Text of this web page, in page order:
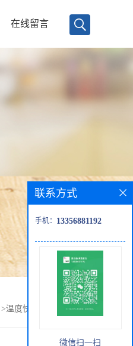
在线留言
>温度快速筛查仪LB-105
联系方式
手机： 13356881192
微信扫一扫